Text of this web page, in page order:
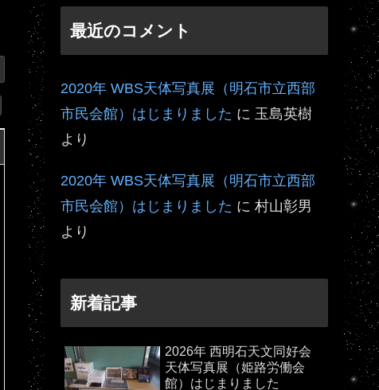
最近のコメント
2020年 WBS天体写真展（明石市立西部
市民会館）はじまりました に 玉島英樹
より
2020年 WBS天体写真展（明石市立西部
市民会館）はじまりました に 村山彰男
より
新着記事
2026年 西明石天文同好会
天体写真展（姫路労働会
館）はじまりました